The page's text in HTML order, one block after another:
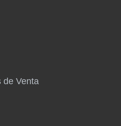
de Venta